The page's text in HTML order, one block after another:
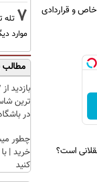
و قراردادی
است؟
7 تله
موارد
مطالب
ترین
در
چطور
خرید |
کنید